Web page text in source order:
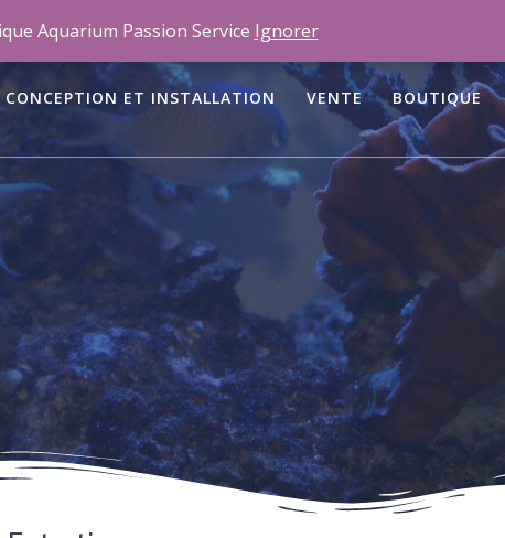
CONCEPTION ET INSTALLATION VENTE BOUTIQUE
Aquarium Passion Service Ignorer